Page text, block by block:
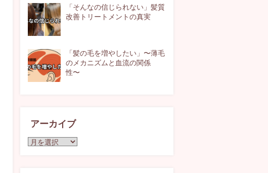
「そんなの信じられない」髪質
改善トリートメントの真実
「髪の毛を増やしたい」〜薄毛
のメカニズムと血流の関係
性〜
アーカイブ
ア